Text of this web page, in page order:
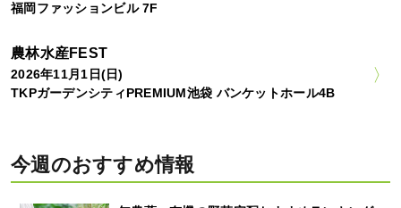
福岡ファッションビル 7F
農林水産FEST
2026年11月1日(日)
TKPガーデンシティPREMIUM池袋 バンケットホール4B
今週のおすすめ情報